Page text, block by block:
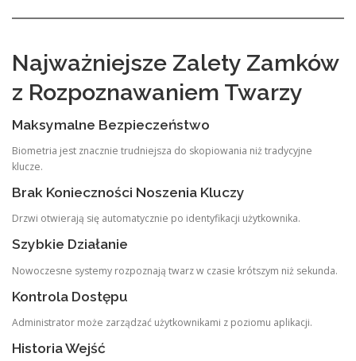
Najważniejsze Zalety Zamków
z Rozpoznawaniem Twarzy
Maksymalne Bezpieczeństwo
Biometria jest znacznie trudniejsza do skopiowania niż tradycyjne
klucze.
Brak Konieczności Noszenia Kluczy
Drzwi otwierają się automatycznie po identyfikacji użytkownika.
Szybkie Działanie
Nowoczesne systemy rozpoznają twarz w czasie krótszym niż sekunda.
Kontrola Dostępu
Administrator może zarządzać użytkownikami z poziomu aplikacji.
Historia Wejść